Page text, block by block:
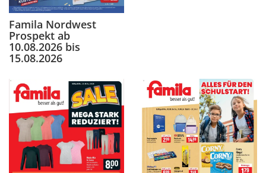
Famila Nordwest
Prospekt ab
10.08.2026 bis
15.08.2026